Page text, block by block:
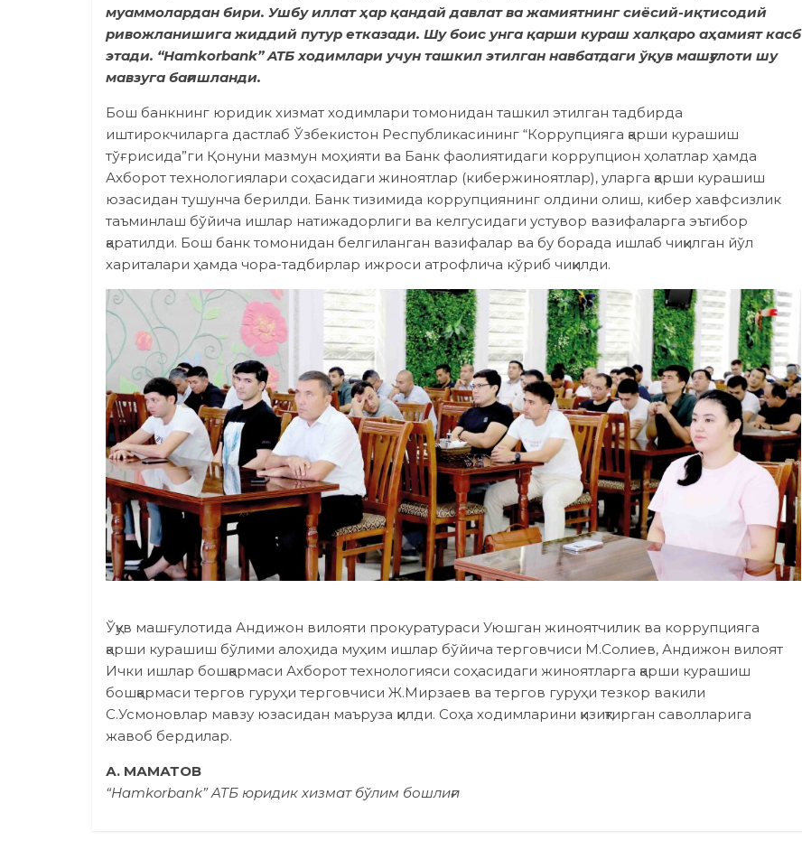
муаммолардан бири. Ушбу иллат ҳар қандай давлат ва жамиятнинг сиёсий-иқтисодий
ривожланишига жиддий путур етказади. Шу боис унга қарши кураш халқаро аҳамият касб
этади. “Hamkorbank” ATБ ходимлари учун ташкил этилган навбатдаги ўқув машғулоти шу
мавзуга бағишланди.
Бош банкнинг юридик хизмат ходимлари томонидан ташкил этилган тадбирда
иштирокчиларга дастлаб Ўзбекистон Республикасининг “Коррупцияга қарши курашиш
тўғрисида”ги Қонуни мазмун моҳияти ва Банк фаолиятидаги коррупцион ҳолатлар ҳамда
Ахборот технологиялари соҳасидаги жиноятлар (кибержиноятлар), уларга қарши курашиш
юзасидан тушунча берилди. Банк тизимида коррупциянинг олдини олиш, кибер хавфсизлик
таъминлаш бўйича ишлар натижадорлиги ва келгусидаги устувор вазифаларга эътибор
қаратилди. Бош банк томонидан белгиланган вазифалар ва бу борада ишлаб чиқилган йўл
хариталари ҳамда чора-тадбирлар ижроси атрофлича кўриб чиқилди.
Ўқув машғулотида Андижон вилояти прокуратураси Уюшган жиноятчилик ва коррупцияга
қарши курашиш бўлими алоҳида муҳим ишлар бўйича терговчиси М.Солиев, Андижон вилоят
Ички ишлар бошқармаси Ахборот технологияси соҳасидаги жиноятларга қарши курашиш
бошқармаси тергов гуруҳи терговчиси Ж.Мирзаев ва тергов гуруҳи тезкор вакили
С.Усмоновлар мавзу юзасидан маъруза қилди. Соҳа ходимларини қизиқтирган саволларига
жавоб бердилар.
А. МАМАТОВ
“Hamkorbank” ATБ юридик хизмат бўлим бошлиғи